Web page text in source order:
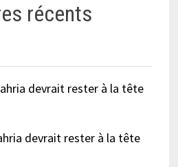
récents
devrait rester à la tête
devrait rester à la tête